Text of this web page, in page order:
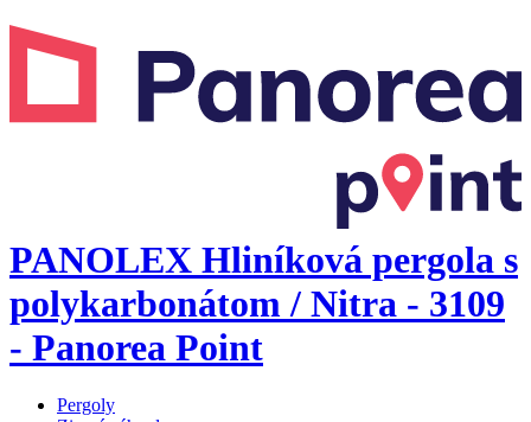
PANOLEX Hliníková pergola s
polykarbonátom / Nitra - 3109
- Panorea Point
Pergoly